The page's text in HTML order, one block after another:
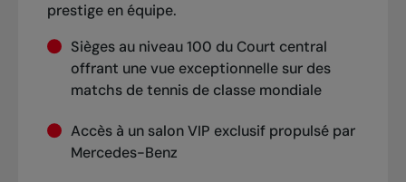
prestige en équipe.
Sièges au niveau 100 du Court central
offrant une vue exceptionnelle sur des
matchs de tennis de classe mondiale
Accès à un salon VIP exclusif propulsé par
Mercedes-Benz